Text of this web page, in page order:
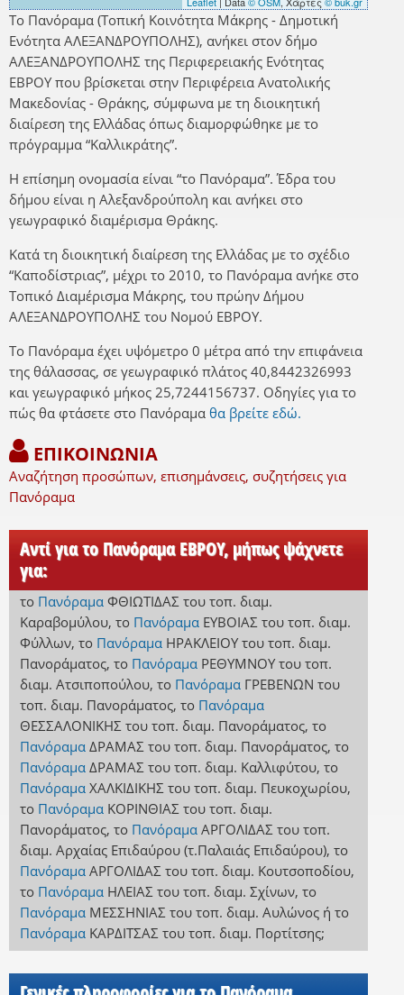
Το Πανόραμα (Τοπική Κοινότητα Μάκρης - Δημοτική
Ενότητα ΑΛΕΞΑΝΔΡΟΥΠΟΛΗΣ), ανήκει στον δήμο
ΑΛΕΞΑΝΔΡΟΥΠΟΛΗΣ της Περιφερειακής Ενότητας
ΕΒΡΟΥ που βρίσκεται στην Περιφέρεια Ανατολικής
Μακεδονίας - Θράκης, σύμφωνα με τη διοικητική
διαίρεση της Ελλάδας όπως διαμορφώθηκε με το
πρόγραμμα “Καλλικράτης”.
Η επίσημη ονομασία είναι “το Πανόραμα”. Έδρα του
δήμου είναι η Αλεξανδρούπολη και ανήκει στο
γεωγραφικό διαμέρισμα Θράκης.
Κατά τη διοικητική διαίρεση της Ελλάδας με το σχέδιο
“Καποδίστριας”, μέχρι το 2010, το Πανόραμα ανήκε στο
Τοπικό Διαμέρισμα Μάκρης, του πρώην Δήμου
ΑΛΕΞΑΝΔΡΟΥΠΟΛΗΣ του Νομού ΕΒΡΟΥ.
Το Πανόραμα έχει υψόμετρο 0 μέτρα από την επιφάνεια
της θάλασσας, σε γεωγραφικό πλάτος 40,8442326993
και γεωγραφικό μήκος 25,7244156737. Οδηγίες για το
πώς θα φτάσετε στο Πανόραμα θα βρείτε εδώ.
ΕΠΙΚΟΙΝΩΝΙΑ
Αναζήτηση προσώπων, επισημάνσεις, συζητήσεις για
Πανόραμα
Αντί για το Πανόραμα ΕΒΡΟΥ, μήπως ψάχνετε
για:
το Πανόραμα ΦΘΙΩΤΙΔΑΣ του τοπ. διαμ.
Καραβομύλου, το Πανόραμα ΕΥΒΟΙΑΣ του τοπ. διαμ.
Φύλλων, το Πανόραμα ΗΡΑΚΛΕΙΟΥ του τοπ. διαμ.
Πανοράματος, το Πανόραμα ΡΕΘΥΜΝΟΥ του τοπ.
διαμ. Ατσιποπούλου, το Πανόραμα ΓΡΕΒΕΝΩΝ του
τοπ. διαμ. Πανοράματος, το Πανόραμα
ΘΕΣΣΑΛΟΝΙΚΗΣ του τοπ. διαμ. Πανοράματος, το
Πανόραμα ΔΡΑΜΑΣ του τοπ. διαμ. Πανοράματος, το
Πανόραμα ΔΡΑΜΑΣ του τοπ. διαμ. Καλλιφύτου, το
Πανόραμα ΧΑΛΚΙΔΙΚΗΣ του τοπ. διαμ. Πευκοχωρίου,
το Πανόραμα ΚΟΡΙΝΘΙΑΣ του τοπ. διαμ.
Πανοράματος, το Πανόραμα ΑΡΓΟΛΙΔΑΣ του τοπ.
διαμ. Αρχαίας Επιδαύρου (τ.Παλαιάς Επιδαύρου), το
Πανόραμα ΑΡΓΟΛΙΔΑΣ του τοπ. διαμ. Κουτσοποδίου,
το Πανόραμα ΗΛΕΙΑΣ του τοπ. διαμ. Σχίνων, το
Πανόραμα ΜΕΣΣΗΝΙΑΣ του τοπ. διαμ. Αυλώνοςή το
Πανόραμα ΚΑΡΔΙΤΣΑΣ του τοπ. διαμ. Πορτίτσης;